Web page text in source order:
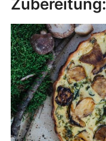
Zubereitung: